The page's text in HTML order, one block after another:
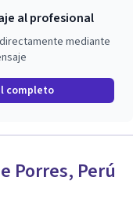
al profesional
mediante
completo
Porres, Perú